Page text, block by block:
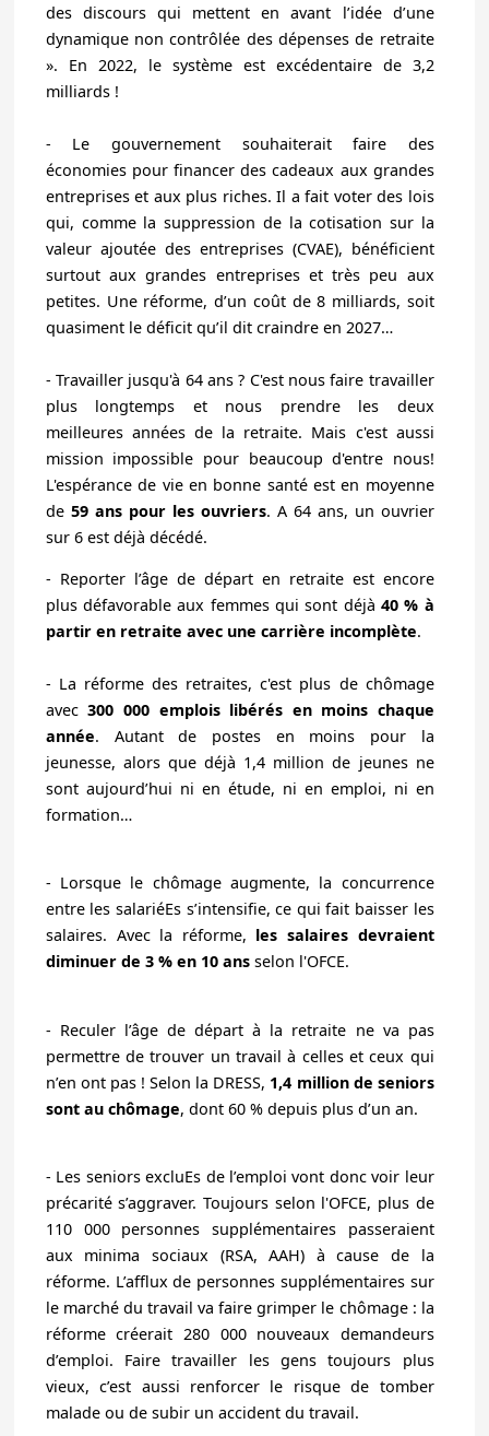
des discours qui mettent en avant l’idée d’une
dynamique non contrôlée des dépenses de retraite
». En 2022, le système est excédentaire de 3,2
milliards !
- Le gouvernement souhaiteraitfaire des
économies pour financer des cadeaux aux grandes
entreprises et aux plus riches. Il a fait voter des lois
qui, comme la suppression de la cotisation sur la
valeur ajoutée des entreprises (CVAE), bénéficient
surtout aux grandes entreprises et très peu aux
petites. Une réforme, d’un coût de 8 milliards, soit
quasiment le déficit qu’il dit craindre en 2027…
- Travailler jusqu'à 64 ans ? C'est nous faire travailler
plus longtemps et nous prendre les deux
meilleures années de la retraite. Mais c'est aussi
mission impossible pour beaucoup d'entre nous!
L'espérance de vie en bonne santé est en moyenne
de 59 ans pour les ouvriers. A 64 ans, un ouvrier
sur 6 est déjà décédé.
- Reporter l’âge de départ en retraite est encore
plus défavorable aux femmes qui sont déjà40 % à
partir en retraite avec une carrière incomplète.
- La réforme des retraites, c'est plus de chômage
avec300 000 emplois libérés en moins chaque
année. Autant de postes en moins pour la
jeunesse, alors que déjà 1,4 million de jeunes ne
sont aujourd’hui ni en étude, ni en emploi, ni en
formation…
- Lorsque le chômage augmente, la concurrence
entre les salariéEs s’intensifie, ce qui fait baisser les
salaires. Avec la réforme, les salaires devraient
diminuer de 3 % en 10 ans selon l'OFCE.
- Reculer l’âge de départ à la retraite ne va pas
permettre de trouver un travail à celles et ceux qui
n’en ont pas ! Selon la DRESS, 1,4 million de seniors
sont au chômage, dont 60 % depuis plus d’un an.
- Les seniors excluEs de l’emploi vont donc voir leur
précarité s’aggraver. Toujours selon l'OFCE, plus de
110 000 personnes supplémentaires passeraient
aux minima sociaux (RSA, AAH) à cause de la
réforme. L’afflux de personnes supplémentaires sur
le marché du travail va faire grimper le chômage : la
réforme créerait 280 000 nouveaux demandeurs
d’emploi. Faire travailler les gens toujours plus
vieux, c’est aussi renforcer le risque de tomber
malade ou de subir un accident du travail.